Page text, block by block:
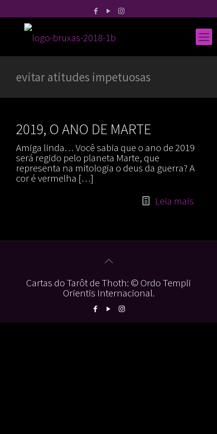
evitar atitudes impetuosas
2019, O ANO DE MARTE
Amiga linda… Você sabia que o ano de 2019
será regido pelo planeta Marte, que
representa na mitologia o deus da guerra? A
cor é vermelha […]
Leia mais
Cartas do Tarôt de Thoth: © Ordo Templi
Orientis Internacional.